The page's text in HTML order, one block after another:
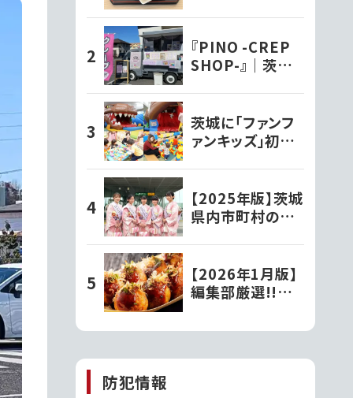
おにぎり味噌汁セ
ットをいただきま
した!!
『PINO -CREP
SHOP-』｜茨城
り
茨城に「ファンフ
ァンキッズ」初上
新感覚室内遊園
地｜水戸市
【2025年版】茨城
県内市町村の観
介！
【2026年1月版】
編集部厳選!!茨
焼き屋』
防犯情報